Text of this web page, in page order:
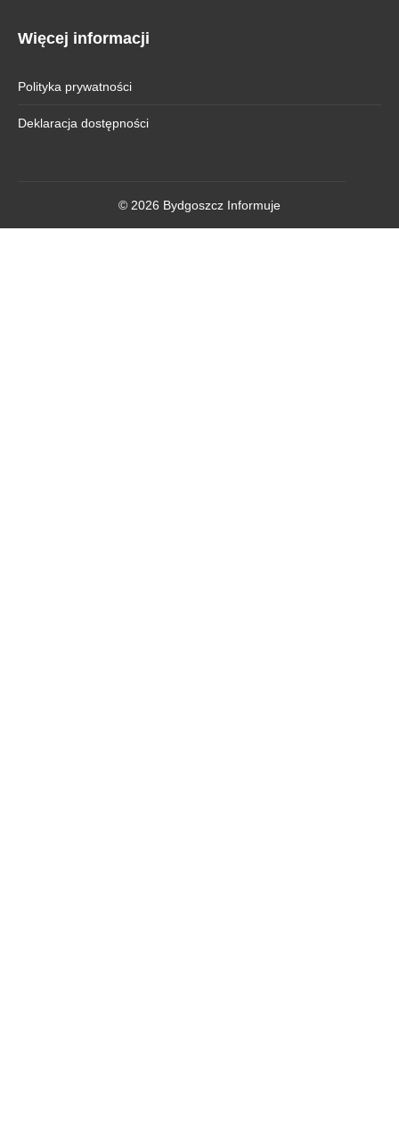
Więcej informacji
Polityka prywatności
Deklaracja dostępności
© 2026 Bydgoszcz Informuje